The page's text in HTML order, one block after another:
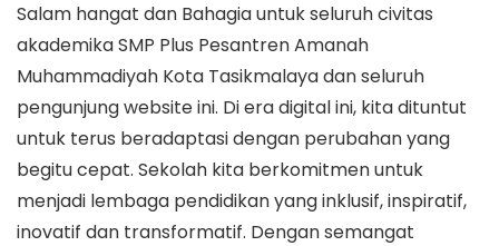
Salam hangat dan Bahagia untuk seluruh civitas
akademika SMP Plus Pesantren Amanah
Muhammadiyah Kota Tasikmalaya dan seluruh
pengunjung website ini. Di era digital ini, kita dituntut
untuk terus beradaptasi dengan perubahan yang
begitu cepat. Sekolah kita berkomitmen untuk
menjadi lembaga pendidikan yang inklusif, inspiratif,
inovatif dan transformatif. Dengan semangat